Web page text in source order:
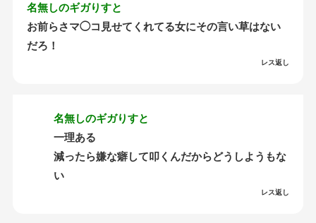
名無しのギガりすと
お前らさマ◯コ見せてくれてる女にその言い草はない
だろ！
レス返し
名無しのギガりすと
一理ある
減ったら嫌な癖して叩くんだからどうしようもな
い
レス返し